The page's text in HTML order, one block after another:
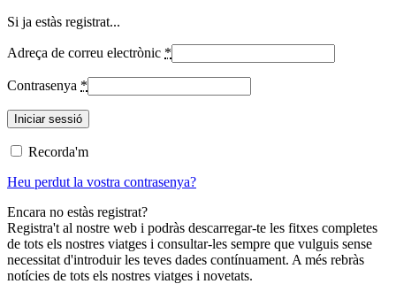
Si ja estàs registrat...
Adreça de correu electrònic *
Contrasenya *
Recorda'm
Heu perdut la vostra contrasenya?
Encara no estàs registrat?
Registra't al nostre web i podràs descarregar-te les fitxes completes
de tots els nostres viatges i consultar-les sempre que vulguis sense
necessitat d'introduir les teves dades contínuament. A més rebràs
notícies de tots els nostres viatges i novetats.